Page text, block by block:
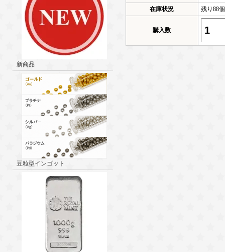
新商品
豆粒型インゴット
在庫状況
残り88
購入数